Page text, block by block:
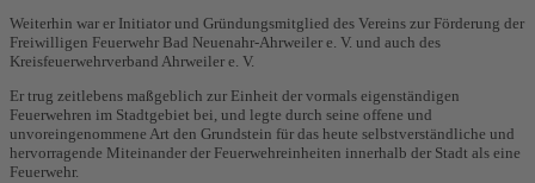
Weiterhin war er Initiator und Gründungsmitglied des Vereins zur Förderung der
Freiwilligen Feuerwehr Bad Neuenahr-Ahrweiler e. V. und auch des
Kreisfeuerwehrverband Ahrweiler e. V.
Er trug zeitlebens maßgeblich zur Einheit der vormals eigenständigen
Feuerwehren im Stadtgebiet bei, und legte durch seine offene und
unvoreingenommene Art den Grundstein für das heute selbstverständliche und
hervorragende Miteinander der Feuerwehreinheiten innerhalb der Stadt als eine
Feuerwehr.